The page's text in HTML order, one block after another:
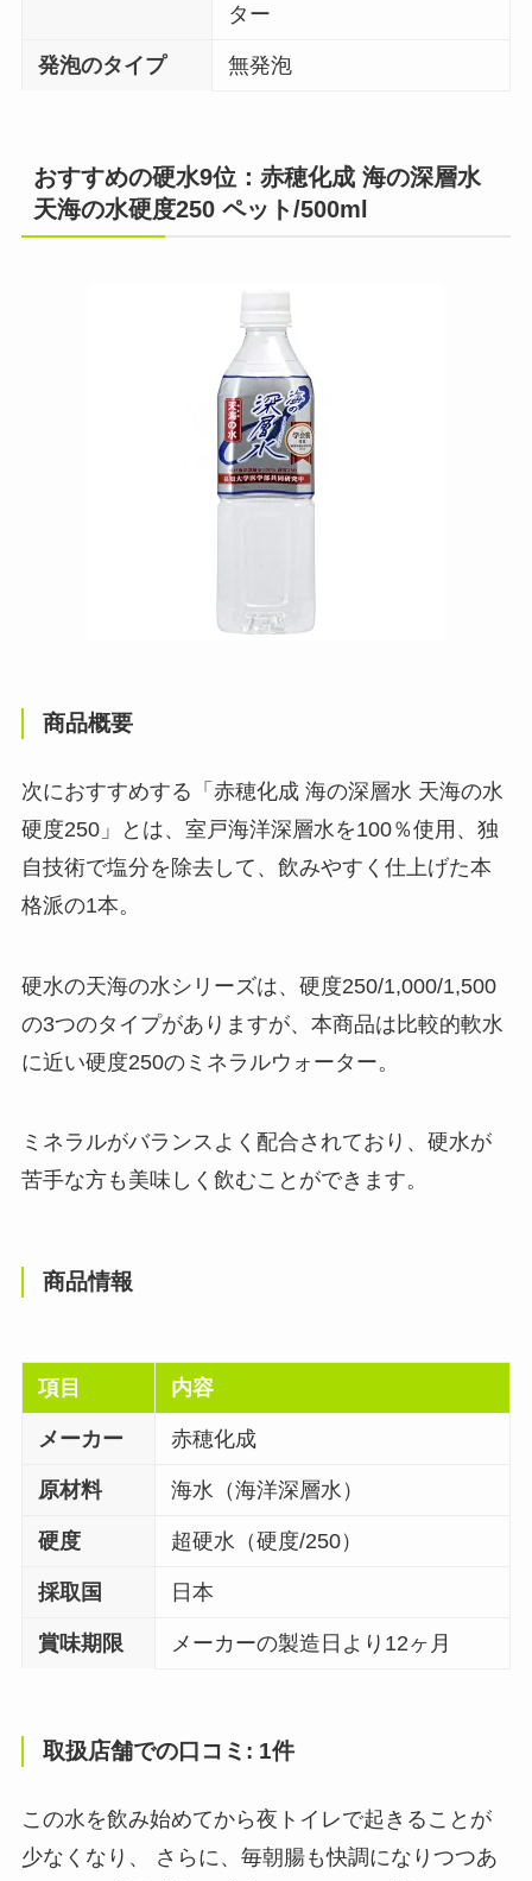
ター
発泡のタイプ 無発泡
おすすめの硬水9位：赤穂化成 海の深層水
天海の水硬度250 ペット/500ml
商品概要
次におすすめする「赤穂化成 海の深層水 天海の水
硬度250」とは、室戸海洋深層水を100％使用、独
自技術で塩分を除去して、飲みやすく仕上げた本
格派の1本。
硬水の天海の水シリーズは、硬度250/1,000/1,500
の3つのタイプがありますが、本商品は比較的軟水
に近い硬度250のミネラルウォーター。
ミネラルがバランスよく配合されており、硬水が
苦手な方も美味しく飲むことができます。
商品情報
項目 内容
メーカー 赤穂化成
原材料 海水（海洋深層水）
硬度 超硬水（硬度/250）
採取国 日本
賞味期限 メーカーの製造日より12ヶ月
取扱店舗での口コミ: 1件
この水を飲み始めてから夜トイレで起きることが
少なくなり、 さらに、毎朝腸も快調になりつつあ